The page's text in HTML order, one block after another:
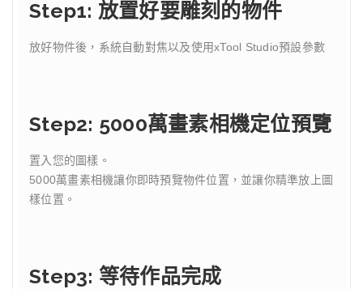
Step1: 放置好要雕刻的物件
放好物件後，系統自動對焦以及使用xTool Studio預設參數
Step2: 5000萬畫素相機定位預覽
置入您的圖樣。
5000萬畫素相機讓你即時預覽物件位置，並讓你精準放上圖
樣位置。
Step3: 等待作品完成